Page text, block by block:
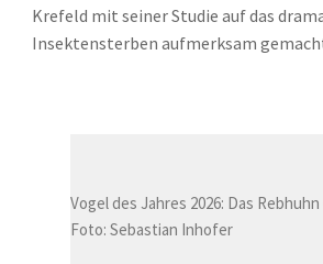
Krefeld mit seiner Studie auf das
Insektensterben aufmerksam
Vogel des Jahres 2026: Das
Foto: Sebastian Inhofer